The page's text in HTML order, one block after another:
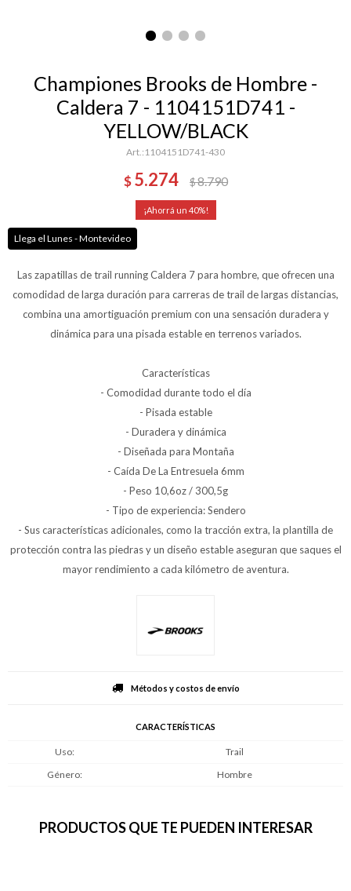
Championes Brooks de Hombre -
Caldera 7 - 1104151D741 -
YELLOW/BLACK
1104151D741-430
$ 5.274 $8.790
40
Llega el Lunes - Montevideo
Las zapatillas de trail running Caldera 7 para hombre, que ofrecen una
comodidad de larga duración para carreras de trail de largas distancias,
combina una amortiguación premium con una sensación duradera y
dinámica para una pisada estable en terrenos variados.
Características
- Comodidad durante todo el día
- Pisada estable
- Duradera y dinámica
- Diseñada para Montaña
- Caída De La Entresuela 6mm
- Peso 10,6oz / 300,5g
- Tipo de experiencia: Sendero
- Sus características adicionales, como la tracción extra, la plantilla de
protección contra las piedras y un diseño estable aseguran que saques el
mayor rendimiento a cada kilómetro de aventura.
Métodos y costos de envío
CARACTERÍSTICAS
Uso
Trail
Género
Hombre
PRODUCTOS QUE TE PUEDEN INTERESAR